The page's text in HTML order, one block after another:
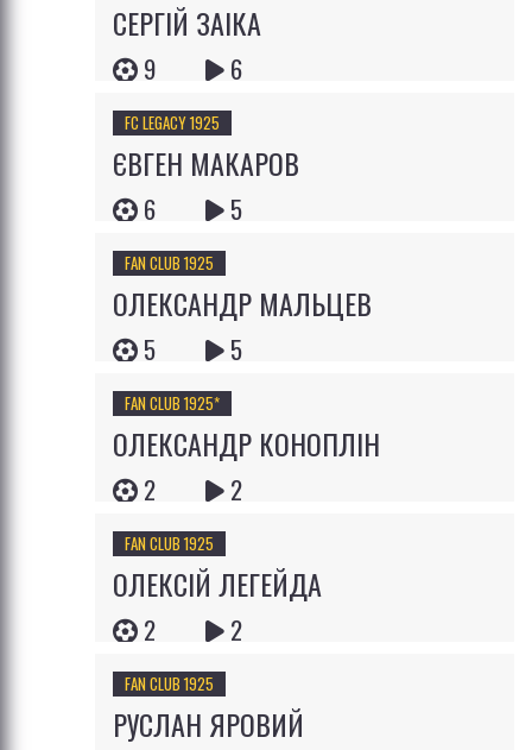
СЕРГІЙ ЗАІКА
9 6
FC LEGACY 1925
ЄВГЕН МАКАРОВ
6 5
FAN CLUB 1925
ОЛЕКСАНДР МАЛЬЦЕВ
5 5
FAN CLUB 1925*
ОЛЕКСАНДР КОНОПЛІН
2 2
FAN CLUB 1925
ОЛЕКСІЙ ЛЕГЕЙДА
2 2
FAN CLUB 1925
РУСЛАН ЯРОВИЙ